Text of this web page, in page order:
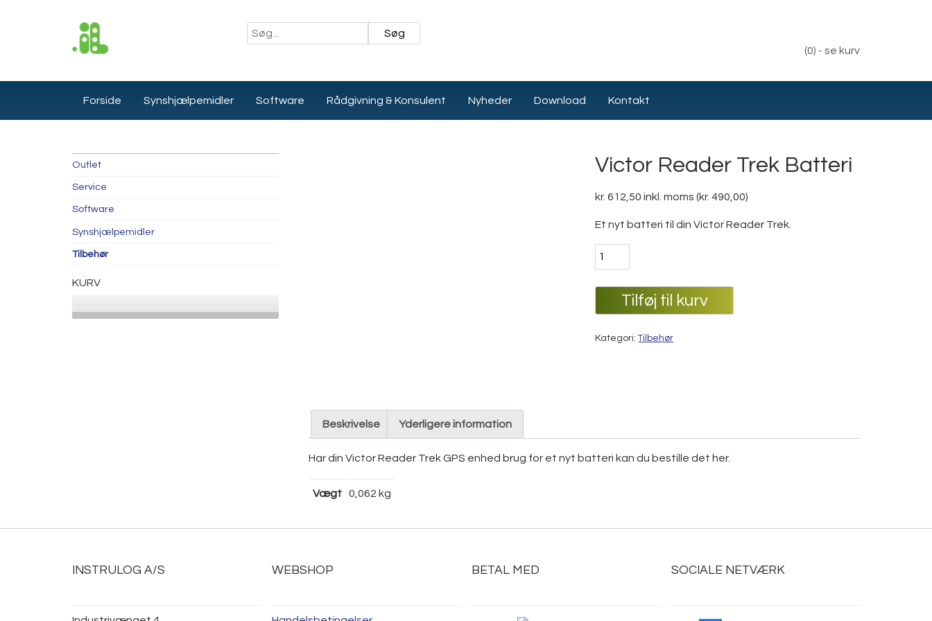
Søg
på
(0) - se kurv
Forside
Synshjælpemidler Software Rådgivning & Konsulent Nyheder Download Kontakt
Victor Reader Trek Batteri
kr. 612,50 inkl. moms (kr. 490,00)
Et nyt batteri til din Victor Reader Trek.
Victor
Reader
Trek
antal
Tilføj til kurv
Kategori:Tilbehør
Beskrivelse Yderligere information
Har din Victor Reader Trek GPS enhed brug for et nyt batteri kan du bestille det her.
Vægt 0,062 kg
Shop
Outlet
Service
Software
Synshjælpemidler
Tilbehør
KURV
INSTRULOG A/S WEBSHOP BETAL MED SOCIALE NETVÆRK